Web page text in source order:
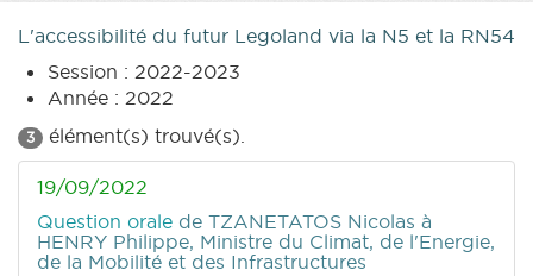
L'accessibilité du futur Legoland via la N5 et la RN54
Session : 2022-2023
Année : 2022
3 élément(s) trouvé(s).
19/09/2022
Question orale de TZANETATOS Nicolas à
HENRY Philippe, Ministre du Climat, de l'Energie,
de la Mobilité et des Infrastructures